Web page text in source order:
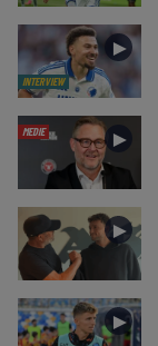
INTERVIEW
►
MEDIE ►
►
►